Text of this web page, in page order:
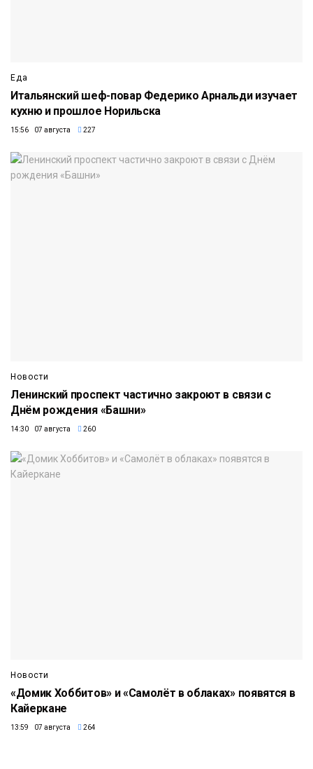
Еда
Итальянский шеф-повар Федерико Арнальди изучает
кухню и прошлое Норильска
15:56 07 августа 227
Новости
Ленинский проспект частично закроют в связи с
Днём рождения «Башни»
14:30 07 августа 260
Новости
«Домик Хоббитов» и «Самолёт в облаках» появятся в
Кайеркане
13:59 07 августа 264